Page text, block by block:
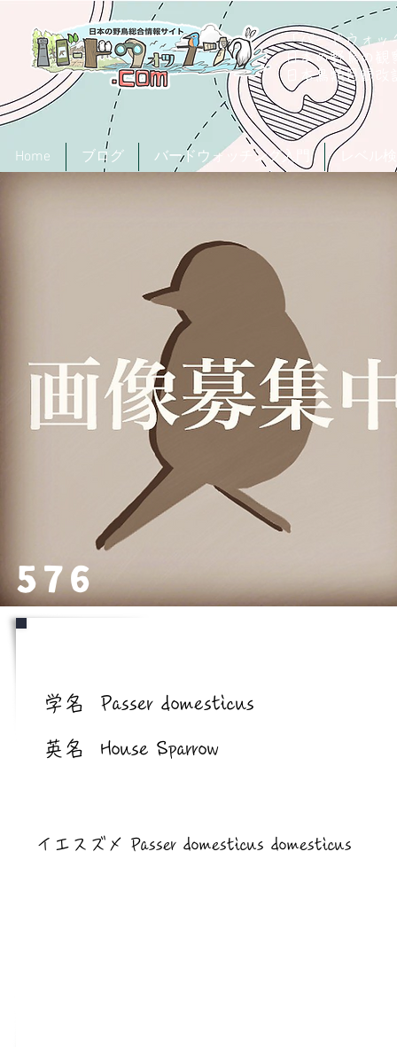
「バードウォッ
日本の野鳥の観
日本鳥類目録
Home ブログ バードウォッチング入門
576
学名 Passer domesticus
英名 House Sparrow
イエスズメ Passer domesticus domesticus